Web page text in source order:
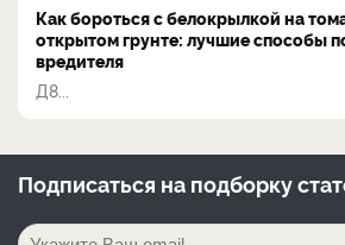
Как бороться с белокрылкой на
открытом грунте: лучшие способы
вредителя
Д8...
Подписаться на подборку